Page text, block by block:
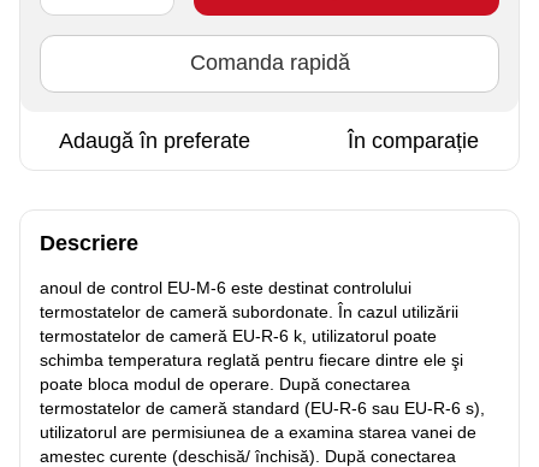
Comanda rapidă
Adaugă în preferate În comparație
Descriere
anoul de control EU-M-6 este destinat controlului
termostatelor de cameră subordonate. În cazul utilizării
termostatelor de cameră EU-R-6 k, utilizatorul poate
schimba temperatura reglată pentru fiecare dintre ele şi
poate bloca modul de operare. După conectarea
termostatelor de cameră standard (EU-R-6 sau EU-R-6 s),
utilizatorul are permisiunea de a examina starea vanei de
amestec curente (deschisă/ închisă). După conectarea